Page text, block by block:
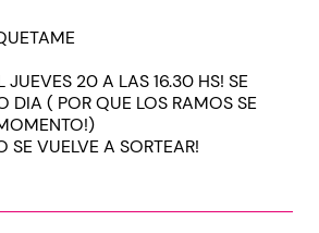
JUEVES 20 A LAS 16.30 HS! SE
DIA ( POR QUE LOS RAMOS SE
SE VUELVE A SORTEAR!